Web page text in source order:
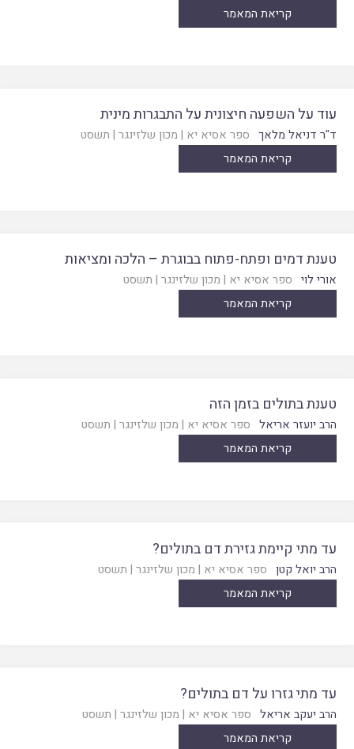
קריאת המאמר
עוד על השפעה חיצונית על התבגרות מינית
ד"ר דניאל מלאך ספר אסיא יא | מכון שלזינגר | תשסט
קריאת המאמר
טענת דמים ופתח-פתוח בבוגרת – הלכה ומציאות
אורי לוי ספר אסיא יא | מכון שלזינגר | תשסט
קריאת המאמר
טענת בתולים בזמן הזה
הרב יועזר אריאל ספר אסיא יא | מכון שלזינגר | תשסט
קריאת המאמר
עד מתי קיימת גזירת דם בתולים?
הרב יואל קטן ספר אסיא יא | מכון שלזינגר | תשסט
קריאת המאמר
עד מתי גזרו על דם בתולים?
הרב יעקב אריאל ספר אסיא יא | מכון שלזינגר | תשסט
קריאת המאמר